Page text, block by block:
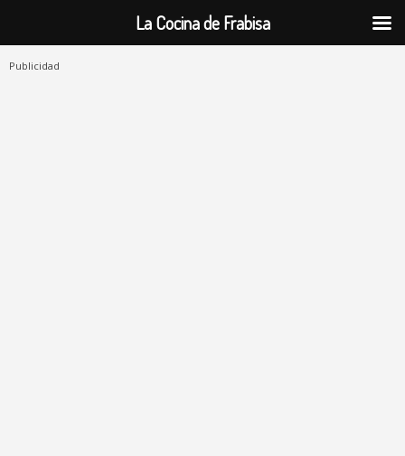
Publicidad
La Cocina de Frabisa